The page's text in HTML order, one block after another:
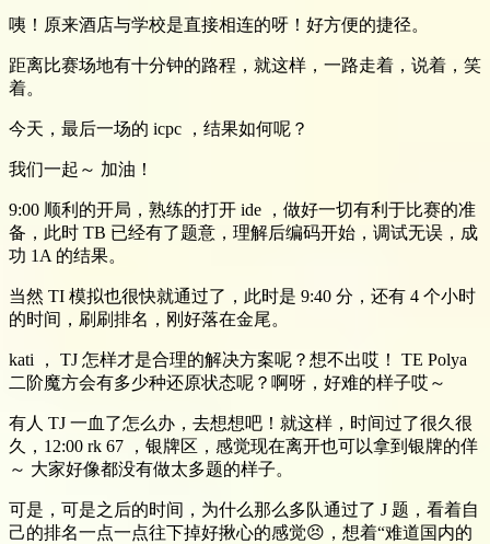
咦！原来酒店与学校是直接相连的呀！好方便的捷径。
距离比赛场地有十分钟的路程，就这样，一路走着，说着，笑
着。
今天，最后一场的 icpc ，结果如何呢？
我们一起～ 加油！
9:00 顺利的开局，熟练的打开 ide ，做好一切有利于比赛的准
备，此时 TB 已经有了题意，理解后编码开始，调试无误，成
功 1A 的结果。
当然 TI 模拟也很快就通过了，此时是 9:40 分，还有 4 个小时
的时间，刷刷排名，刚好落在金尾。
kati ， TJ 怎样才是合理的解决方案呢？想不出哎！ TE Polya
二阶魔方会有多少种还原状态呢？啊呀，好难的样子哎～
有人 TJ 一血了怎么办，去想想吧！就这样，时间过了很久很
久，12:00 rk 67 ，银牌区，感觉现在离开也可以拿到银牌的佯
～ 大家好像都没有做太多题的样子。
可是，可是之后的时间，为什么那么多队通过了 J 题，看着自
己的排名一点一点往下掉好揪心的感觉😣，想着“难道国内的